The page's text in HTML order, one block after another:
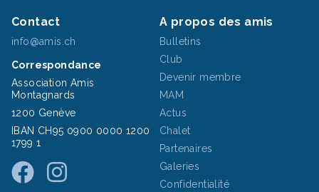
Contact
info@amis.ch
Correspondance
Association Amis
Montagnards
1200 Genève
IBAN CH95 0900 0000 1200
1799 1
A propos des amis
Bulletins
Club
Devenir membre
MAM
Actus
Chalet
Partenaires
Galeries
Confidentialité